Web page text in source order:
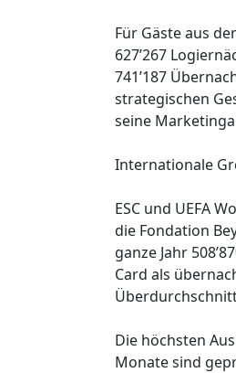
Für Gäste aus
627’267
741’187
strategischen
seine
Internationale
ESC und UEFA
die Fondation
ganze Jahr
Card als
Die höchsten
Monate sind